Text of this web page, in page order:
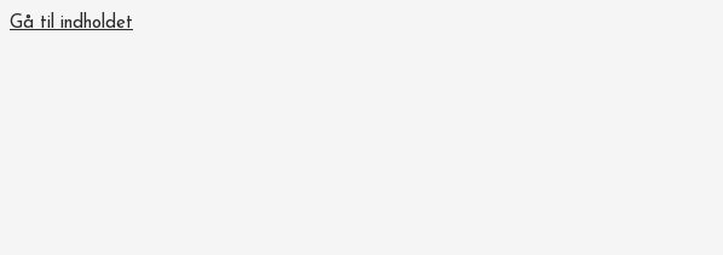
Gå til indholdet